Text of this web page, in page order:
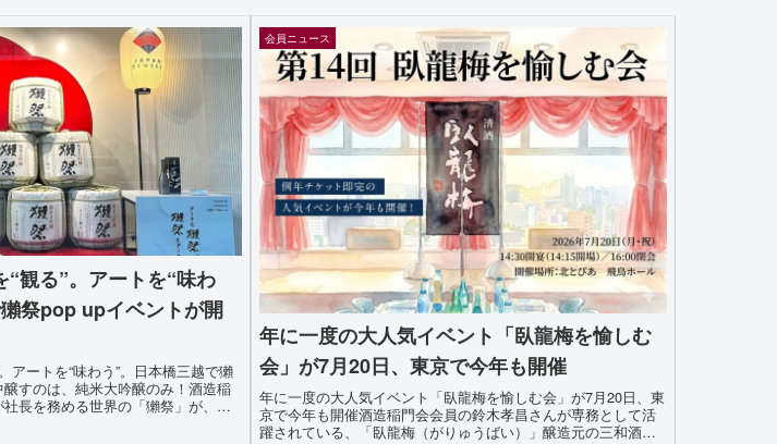
“観る”。アートを“味わ
祭pop upイベントが開
アートを“味わう”。日本橋三越で獺
すのは、純米大吟醸のみ！酒造稲
長を務める世界の「獺祭」が、
会員ニュース
年に一度の大人気イベント「臥龍梅を愉しむ
会」が7月20日、東京で今年も開催
年に一度の大人気イベント「臥龍梅を愉しむ会」が7月20日、東
京で今年も開催酒造稲門会会員の鈴木孝昌さんが専務として活
躍されている、「臥龍梅（がりゅうばい）」醸造元の三和酒造